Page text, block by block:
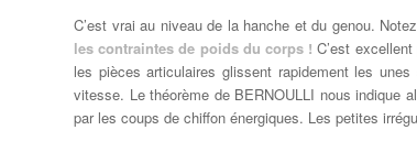
C’est vrai au niveau de la hanche et du genou.
les contraintes de poids du corps ! C’est
les pièces articulaires glissent rapidement les
vitesse. Le théorème de BERNOULLI nous indique
par les coups de chiffon énergiques. Les petites